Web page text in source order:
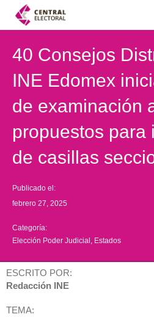
40 Consejos
INE Edomex
de examinación
propuestos para
de casillas
Publicado el:
febrero 27, 2025
Categoría:
Elección Poder Judicial Estados
ESCRITO POR:
Redacción INE
TEMA: